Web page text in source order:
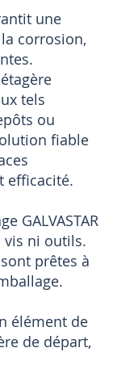
une
corrosion,
tels
ou
fiable
efficacité.
GALVASTAR
vis ni outils.
prêtes à
élément de
de départ,